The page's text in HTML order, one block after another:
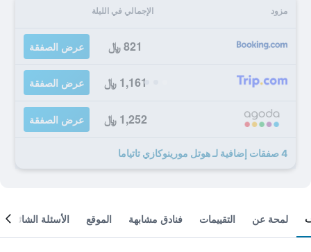
مزود الإجمالي في الليلة
821 ﷼ عرض الصفقة
1,161 ﷼ عرض الصفقة
1,252 ﷼ عرض الصفقة
4 صفقات إضافية لـ هوتل مورينوكازي تاتياما
لمحة عن التقييمات فنادق مشابهة الموقع الأسئلة الشائعة